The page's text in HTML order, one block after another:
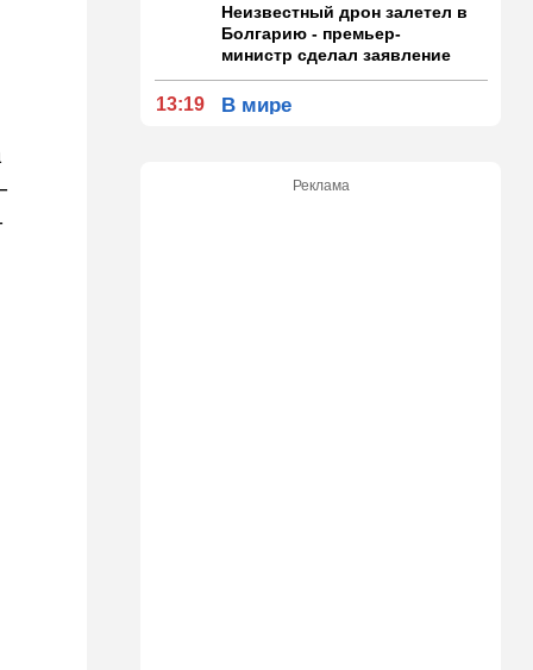
Неизвестный дрон залетел в
Болгарию - премьер-
министр сделал заявление
13:19 В мире
террористки — посетители
Реклама